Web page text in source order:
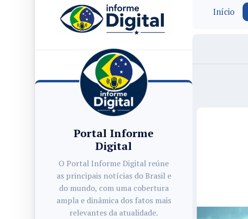
Portal Informe
Digital
O Portal Informe Digital reúne
as principais notícias do Brasil e
do mundo, com uma cobertura
ampla e dinâmica dos fatos mais
relevantes da atualidade.
Início